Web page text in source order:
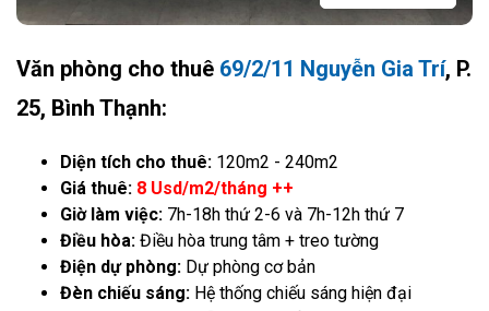
Văn phòng cho thuê 69/2/11 Nguyễn Gia Trí, P.
25, Bình Thạnh:
Diện tích cho thuê: 120m2 - 240m2
Giá thuê: 8 Usd/m2/tháng ++
Giờ làm việc: 7h-18h thứ 2-6 và 7h-12h thứ 7
Điều hòa: Điều hòa trung tâm + treo tường
Điện dự phòng: Dự phòng cơ bản
Đèn chiếu sáng: Hệ thống chiếu sáng hiện đại